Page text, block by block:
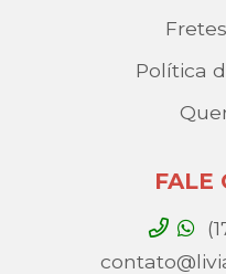
Política
FALE